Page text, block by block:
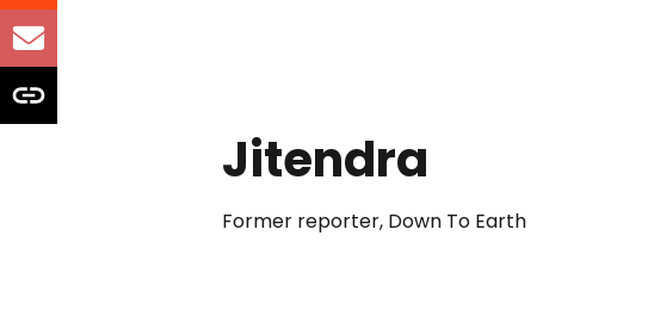
Jitendra
Former reporter, Down To Earth